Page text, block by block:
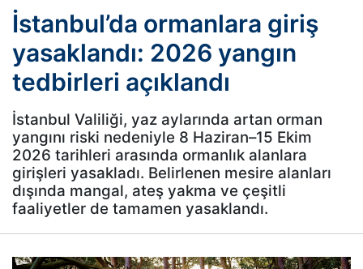
İstanbul’da ormanlara giriş
yasaklandı: 2026 yangın
tedbirleri açıklandı
İstanbul Valiliği, yaz aylarında artan orman
yangını riski nedeniyle 8 Haziran–15 Ekim
2026 tarihleri arasında ormanlık alanlara
girişleri yasakladı. Belirlenen mesire alanları
dışında mangal, ateş yakma ve çeşitli
faaliyetler de tamamen yasaklandı.